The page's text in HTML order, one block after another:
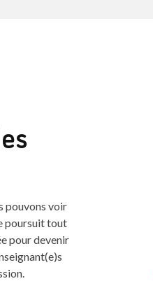
pouvons voir
poursuit tout
pour devenir